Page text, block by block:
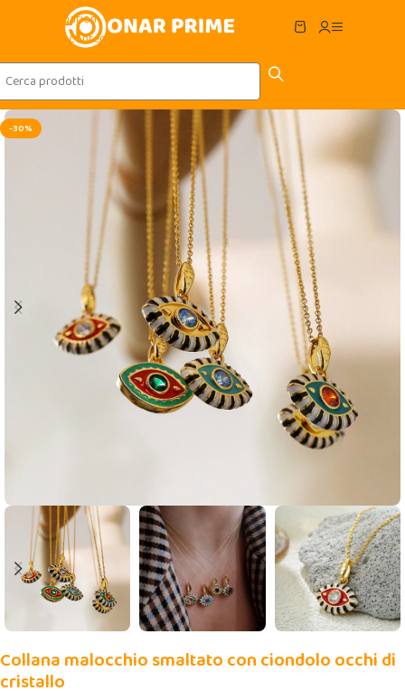
Skip to navigation
Skip to main content
-30%
Collana malocchio smaltato con ciondolo occhi di
cristallo